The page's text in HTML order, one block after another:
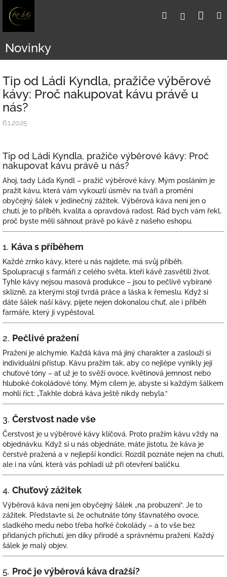
obsah
HledatPřihlášení
Novinky
Tip od Ládi Kyndla, pražiče výběrové
kávy: Proč nakupovat kávu právě u
nás?
6.1.2025
Tip od Ládi Kyndla, pražiče výběrové kávy: Proč
nakupovat kávu právě u nás?
Ahoj, tady Láďa Kyndl – pražič výběrové kávy. Mým posláním je
pražit kávu, která vám vykouzlí úsměv na tváři a promění
obyčejný šálek v jedinečný zážitek. Výběrová káva není jen o
chuti, je to příběh, kvalita a opravdová radost. Rád bych vám řekl,
proč byste měli sáhnout právě po kávě z našeho eshopu.
1. Káva s příběhem
Každé zrnko kávy, které u nás najdete, má svůj příběh.
Spolupracuji s farmáři z celého světa, kteří kávě zasvětili život.
Tyhle kávy nejsou masová produkce – jsou to pečlivě vybírané
sklizně, za kterými stojí tvrdá práce a láska k řemeslu. Když si
dáte šálek naší kávy, pijete nejen dokonalou chuť, ale i příběh
farmáře, který ji vypěstoval.
2. Pečlivé pražení
Pražení je alchymie. Každá káva má jiný charakter a zaslouží si
individuální přístup. Kávu pražím tak, aby co nejlépe vynikly její
chuťové tóny – ať už je to svěží ovoce, květinová jemnost nebo
hluboké čokoládové tóny. Mým cílem je, abyste si každým šálkem
mohli říct: „Takhle dobrá káva ještě nikdy nebyla.“
3. Čerstvost nade vše
Čerstvost je u výběrové kávy klíčová. Proto pražím kávu vždy na
objednávku. Když si u nás objednáte, máte jistotu, že káva je
čerstvě pražená a v nejlepší kondici. Rozdíl poznáte nejen na chuti,
ale i na vůni, která vás pohladí už při otevření balíčku.
4. Chuťový zážitek
Výběrová káva není jen obyčejný šálek „na probuzení“. Je to
zážitek. Představte si, že ochutnáte tóny šťavnatého ovoce,
sladkého medu nebo třeba hořké čokolády – a to vše bez
přidaných příchutí, jen díky přírodě a správnému pražení. Každý
šálek je malý objev.
5. Proč je výběrová káva dražší?